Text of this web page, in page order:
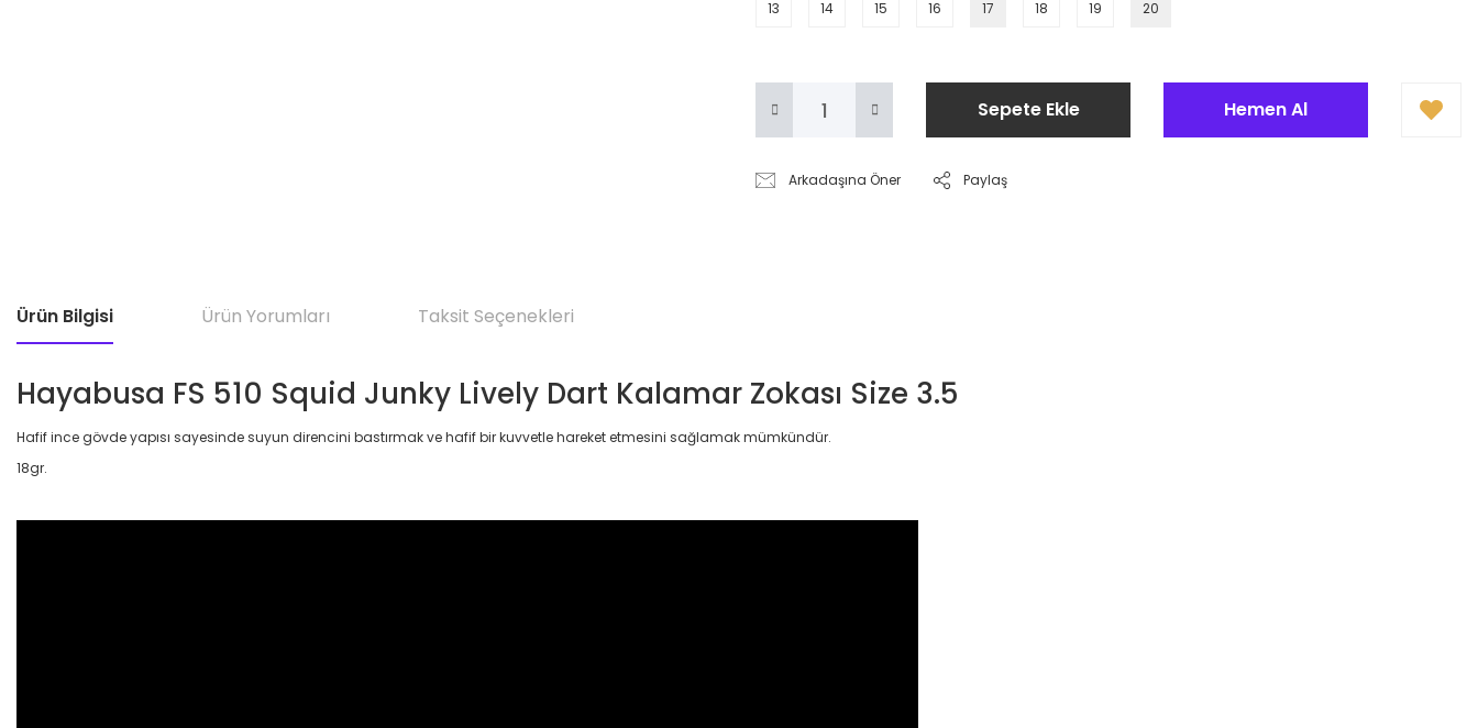
13 14 15 16 17 18 19 20
Sepete Ekle Hemen Al
Arkadaşına Öner Paylaş
Ürün Bilgisi Ürün Yorumları Taksit Seçenekleri
Hayabusa FS 510 Squid Junky Lively Dart Kalamar Zokası Size 3.5
Hafif ince gövde yapısı sayesinde suyun direncini bastırmak ve hafif bir kuvvetle hareket etmesini sağlamak mümkündür.
18gr.